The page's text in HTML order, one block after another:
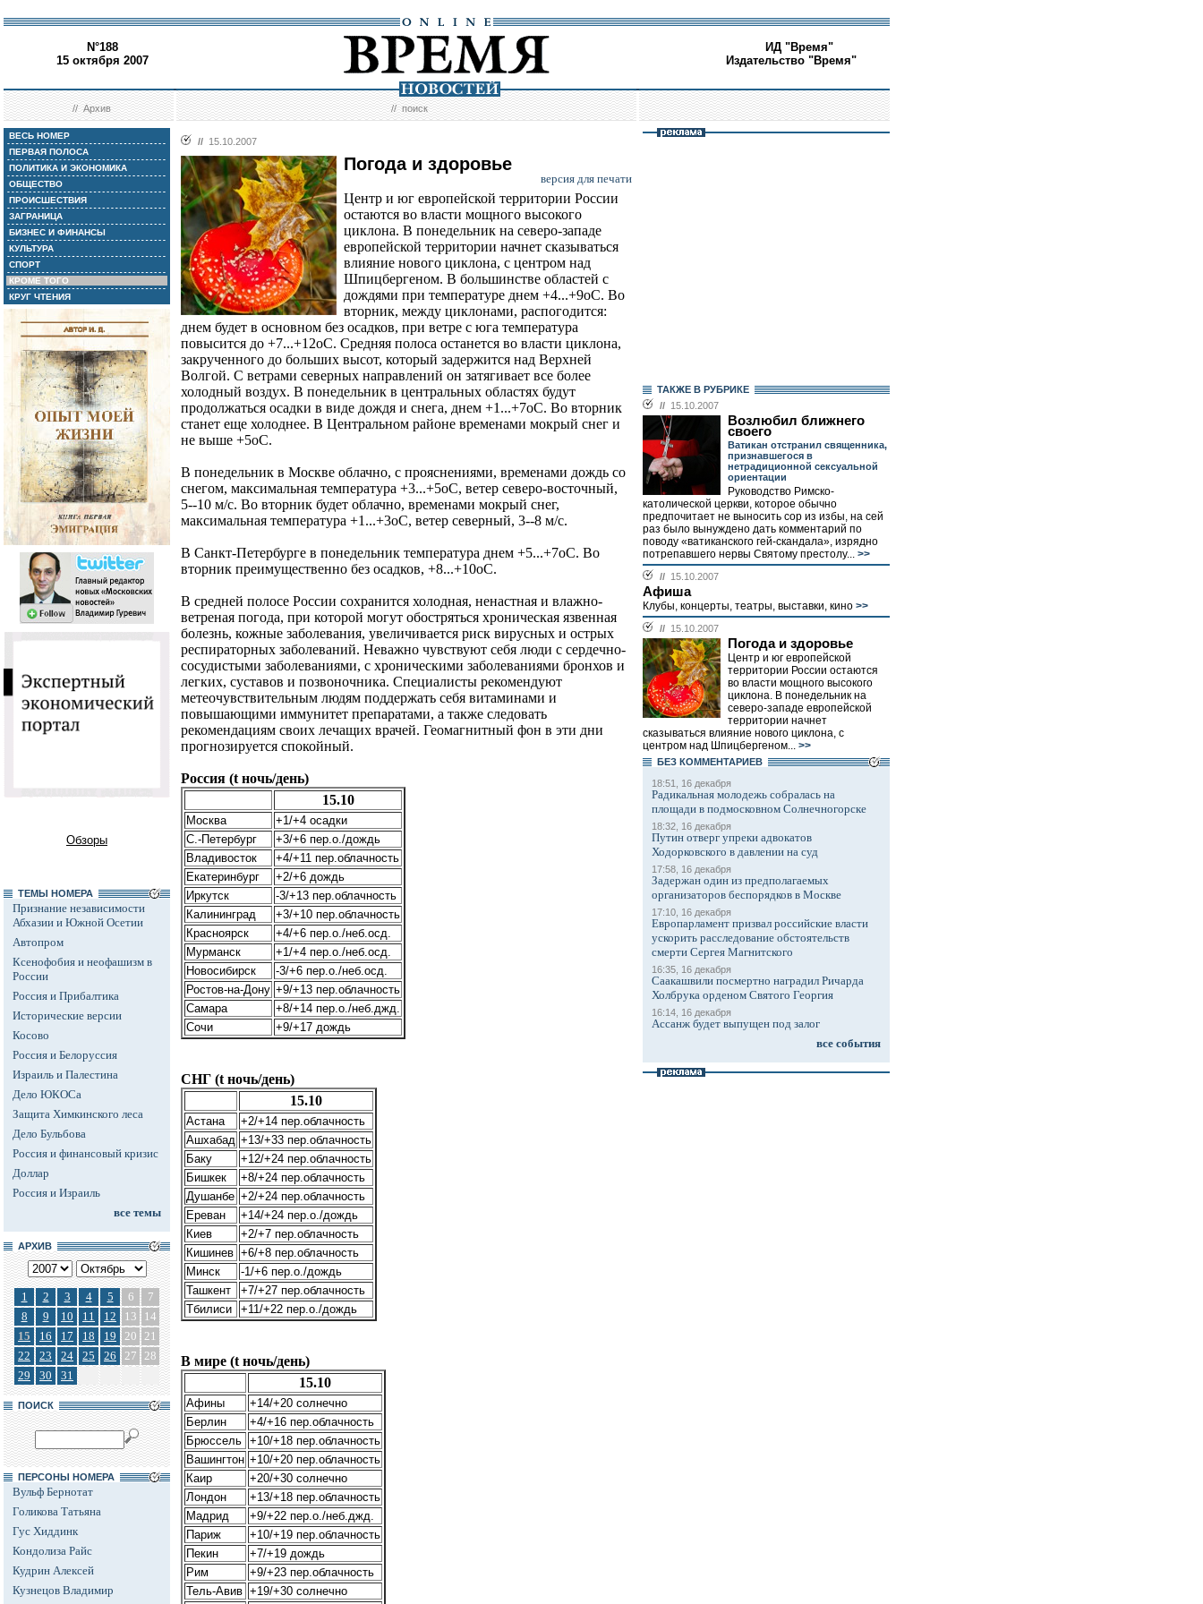
N°188
15 октября 2007
ИД "Время"
Издательство "Время"
//Архив //поиск
ВЕСЬ НОМЕР
ПЕРВАЯ ПОЛОСА
ПОЛИТИКА И ЭКОНОМИКА
ОБЩЕСТВО
ПРОИСШЕСТВИЯ
ЗАГРАНИЦА
БИЗНЕС И ФИНАНСЫ
КУЛЬТУРА
СПОРТ
КРОМЕ ТОГО
КРУГ ЧТЕНИЯ
Обзоры
ТЕМЫ НОМЕРА
Признание независимости
Абхазии и Южной Осетии
Автопром
Ксенофобия и неофашизм в
России
Россия и Прибалтика
Исторические версии
Косово
Россия и Белоруссия
Израиль и Палестина
Дело ЮКОСа
Защита Химкинского леса
Дело Бульбова
Россия и финансовый кризис
Доллар
Россия и Израиль
все темы
АРХИВ
1 2 3 4 5 6
7
8
9 10 11 12 13
14
15
16 17 18 19 20 21
22
23 24 25 26 27 28
29
30 31
ПОИСК
ПЕРСОНЫ НОМЕРА
Вульф Бернотат
Голикова Татьяна
Гус Хиддинк
Кондолиза Райс
Кудрин Алексей
Кузнецов Владимир
// 15.10.2007
Погода и здоровье
версия для печати
Центр и юг европейской территории России
остаются во власти мощного высокого
циклона. В понедельник на северо-западе
европейской территории начнет сказываться
влияние нового циклона, с центром над
Шпицбергеном. В большинстве областей с
дождями при температуре днем +4...+9оС. Во
вторник, между циклонами, распогодится:
днем будет в основном без осадков, при ветре с юга температура
повысится до +7...+12оС. Средняя полоса останется во власти циклона,
закрученного до больших высот, который задержится над Верхней
Волгой. С ветрами северных направлений он затягивает все более
холодный воздух. В понедельник в центральных областях будут
продолжаться осадки в виде дождя и снега, днем +1...+7оС. Во вторник
станет еще холоднее. В Центральном районе временами мокрый снег и
не выше +5оС.
В понедельник в Москве облачно, с прояснениями, временами дождь со
снегом, максимальная температура +3...+5оС, ветер северо-восточный,
5--10 м/с. Во вторник будет облачно, временами мокрый снег,
максимальная температура +1...+3оС, ветер северный, 3--8 м/с.
В Санкт-Петербурге в понедельник температура днем +5...+7оС. Во
вторник преимущественно без осадков, +8...+10оС.
В средней полосе России сохранится холодная, ненастная и влажно-
ветреная погода, при которой могут обостряться хроническая язвенная
болезнь, кожные заболевания, увеличивается риск вирусных и острых
респираторных заболеваний. Неважно чувствуют себя люди с сердечно-
сосудистыми заболеваниями, с хроническими заболеваниями бронхов и
легких, суставов и позвоночника. Специалисты рекомендуют
метеочувствительным людям поддержать себя витаминами и
повышающими иммунитет препаратами, а также следовать
рекомендациям своих лечащих врачей. Геомагнитный фон в эти дни
прогнозируется спокойный.
Россия (t ночь/день)
15.10
Москва
+1/+4 осадки
С.-Петербург
+3/+6 пер.о./дождь
Владивосток
+4/+11 пер.облачность
Екатеринбург
+2/+6 дождь
Иркутск
-3/+13 пер.облачность
Калининград
+3/+10 пер.облачность
Красноярск
+4/+6 пер.о./неб.осд.
Мурманск
+1/+4 пер.о./неб.осд.
Новосибирск
-3/+6 пер.о./неб.осд.
Ростов-на-Дону +9/+13 пер.облачность
Самара
+8/+14 пер.о./неб.джд.
Сочи
+9/+17 дождь
СНГ (t ночь/день)
15.10
Астана
+2/+14 пер.облачность
Ашхабад +13/+33 пер.облачность
Баку
+12/+24 пер.облачность
Бишкек
+8/+24 пер.облачность
Душанбе +2/+24 пер.облачность
Ереван
+14/+24 пер.о./дождь
Киев
+2/+7 пер.облачность
Кишинев +6/+8 пер.облачность
Минск
-1/+6 пер.о./дождь
Ташкент
+7/+27 пер.облачность
Тбилиси
+11/+22 пер.о./дождь
В мире (t ночь/день)
15.10
Афины
+14/+20 солнечно
Берлин
+4/+16 пер.облачность
Брюссель +10/+18 пер.облачность
Вашингтон +10/+20 пер.облачность
Каир
+20/+30 солнечно
Лондон
+13/+18 пер.облачность
Мадрид
+9/+22 пер.о./неб.джд.
Париж
+10/+19 пер.облачность
Пекин
+7/+19 дождь
Рим
+9/+23 пер.облачность
Тель-Авив +19/+30 солнечно
ТАКЖЕ В РУБРИКЕ
// 15.10.2007
Возлюбил ближнего
своего
Ватикан отстранил священника,
признавшегося в
нетрадиционной сексуальной
ориентации
Руководство Римско-
католической церкви, которое обычно
предпочитает не выносить сор из избы, на сей
раз было вынуждено дать комментарий по
поводу «ватиканского гей-скандала», изрядно
потрепавшего нервы Святому престолу... >>
// 15.10.2007
Афиша
Клубы, концерты, театры, выставки, кино >>
// 15.10.2007
Погода и здоровье
Центр и юг европейской
территории России остаются
во власти мощного высокого
циклона. В понедельник на
северо-западе европейской
территории начнет
сказываться влияние нового циклона, с
центром над Шпицбергеном... >>
БЕЗ КОМMЕНТАРИЕВ
18:51, 16 декабря
Радикальная молодежь собралась на
площади в подмосковном Солнечногорске
18:32, 16 декабря
Путин отверг упреки адвокатов
Ходорковского в давлении на суд
17:58, 16 декабря
Задержан один из предполагаемых
организаторов беспорядков в Москве
17:10, 16 декабря
Европарламент призвал российские власти
ускорить расследование обстоятельств
смерти Сергея Магнитского
16:35, 16 декабря
Саакашвили посмертно наградил Ричарда
Холбрука орденом Святого Георгия
16:14, 16 декабря
Ассанж будет выпущен под залог
все события